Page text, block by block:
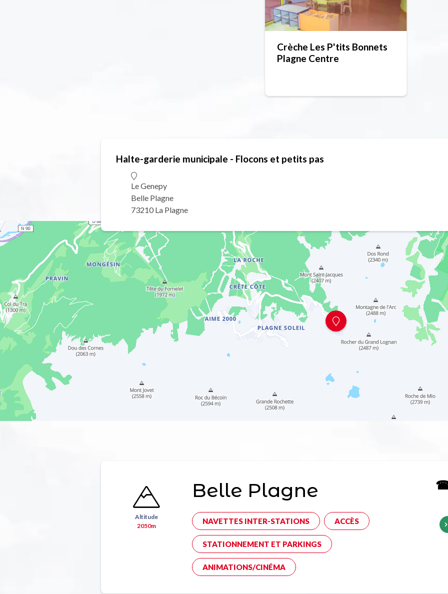
Crèche Les P'tits Bonnets
Plagne Centre
Halte-garderie municipale - Flocons et petits pas
Le Genepy
Belle Plagne
73210 La Plagne
Altitude
2050m
Belle Plagne
NAVETTES INTER-STATIONS ACCÈS
STATIONNEMENT ET PARKINGS
ANIMATIONS/CINÉMA
☎